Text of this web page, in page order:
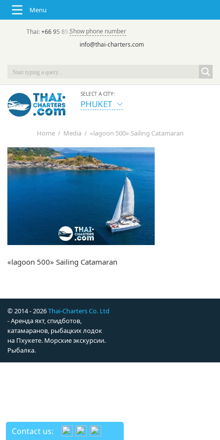
Menu
Thai:+66 95 892 7646(rus/eng) | в России:
Show phone number
info@thai-charters.com
SELECT A CITY:
PHUKET
Home / Media / «lagoon 500» Sailing Catamaran
«lagoon 500» Sailing Catamaran
© 2014 - 2026Thai-Charters Co. Ltd
- Аренда яхт, спидботов,
катамаранов, рыбацких лодок
на Пхукете. Морские экскурсии.
Рыбалка.
Contact us: